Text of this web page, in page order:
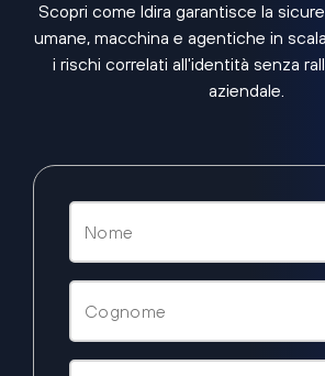
Scopri come Idira garantisce la
umane, macchina e agentiche in
i rischi correlati all'identità senza
aziendale.